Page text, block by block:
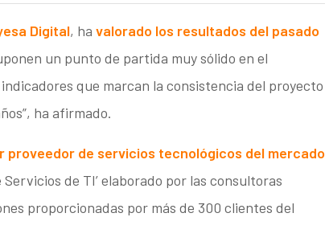
Digital, ha valorado los resultados del pasado
un punto de partida muy sólido en el
que marcan la consistencia del proyecto
ha afirmado.
proveedor de servicios tecnológicos del mercado
de TI’ elaborado por las consultoras
proporcionadas por más de 300 clientes del